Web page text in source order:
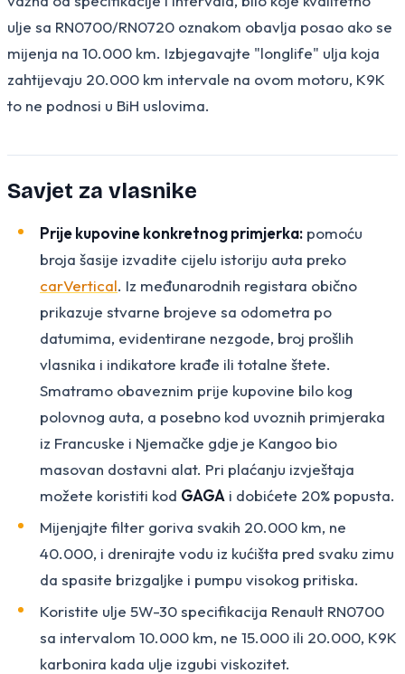
ulje sa RN0700/RN0720 oznakom obavlja posao ako se
mijenja na 10.000 km. Izbjegavajte "longlife" ulja koja
zahtijevaju 20.000 km intervale na ovom motoru, K9K
to ne podnosi u BiH uslovima.
Savjet za vlasnike
Prije kupovine konkretnog primjerka: pomoću
broja šasije izvadite cijelu istoriju auta preko
carVertical. Iz međunarodnih registara obično
prikazuje stvarne brojeve sa odometra po
datumima, evidentirane nezgode, broj prošlih
vlasnika i indikatore krađe ili totalne štete.
Smatramo obaveznim prije kupovine bilo kog
polovnog auta, a posebno kod uvoznih primjeraka
iz Francuske i Njemačke gdje je Kangoo bio
masovan dostavni alat. Pri plaćanju izvještaja
možete koristiti kod GAGA i dobićete 20% popusta.
Mijenjajte filter goriva svakih 20.000 km, ne
40.000, i drenirajte vodu iz kućišta pred svaku zimu
da spasite brizgaljke i pumpu visokog pritiska.
Koristite ulje 5W-30 specifikacija Renault RN0700
sa intervalom 10.000 km, ne 15.000 ili 20.000, K9K
karbonira kada ulje izgubi viskozitet.